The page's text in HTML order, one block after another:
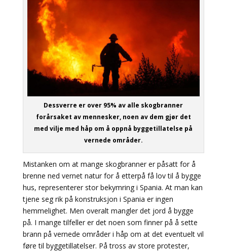
Dessverre er over 95% av alle skogbranner
forårsaket av mennesker, noen av dem gjør det
med vilje med håp om å oppnå byggetillatelse på
vernede områder.
Mistanken om at mange skogbranner er påsatt for å
brenne ned vernet natur for å etterpå få lov til å bygge
hus, representerer stor bekymring i Spania. At man kan
tjene seg rik på konstruksjon i Spania er ingen
hemmelighet. Men overalt mangler det jord å bygge
på. I mange tilfeller er det noen som finner på å sette
brann på vernede områder i håp om at det eventuelt vil
føre til byggetillatelser. På tross av store protester,